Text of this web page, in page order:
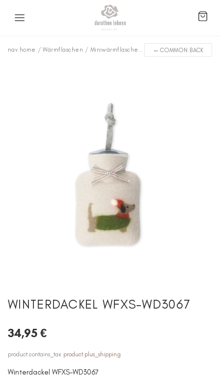
nav.home / Wärmflaschen / Miniwärmflaschen Winterdackel WFXS-
←COMMON.BACK
WINTERDACKEL WFXS-WD3067
34,95 €
product.contains_tax product.plus_shipping
Winterdackel WFXS-WD3067